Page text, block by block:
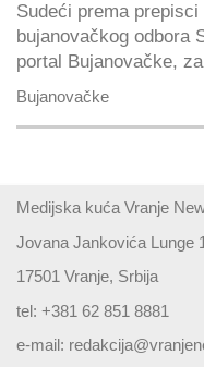
Sudeći prema
bujanovačkog odbora
portal Bujanovačke,
Bujanovačke
Medijska kuća Vranje
Jovana Jankovića Lunge
17501 Vranje, Srbija
tel: +381 62 851 8881
e-mail: